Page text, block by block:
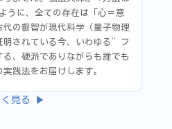
うに、全ての存在は「心＝意
の叡智が現代科学（量子物理
明されている今、いわゆる”フ
、硬派でありながらも誰でも
践法をお届けします。
く見る ▶